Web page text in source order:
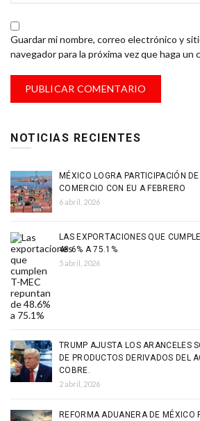
Guardar mi nombre, correo electrónico y
navegador para la próxima vez que haga un
NOTICIAS RECIENTES
MÉXICO LOGRA PARTICIPACIÓN
COMERCIO CON EU A FEBRERO
6 abril, 2026
LAS EXPORTACIONES QUE
48.6% A 75.1%
5 abril, 2026
TRUMP AJUSTA LOS ARANCELES
DE PRODUCTOS DERIVADOS DEL
COBRE.
2 abril, 2026
REFORMA ADUANERA DE MÉXICO